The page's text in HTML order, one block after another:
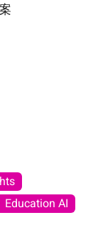
Education AI